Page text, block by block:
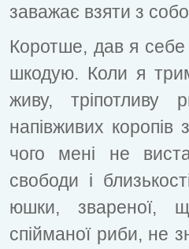
заважає взяти з
Коротше, дав я себе
шкодую. Коли я
живу,
напівживих коропів
чого мені не
свободи і
юшки, звареної,
спійманої риби, не